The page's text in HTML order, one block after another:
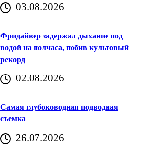
03.08.2026
Фридайвер задержал дыхание под
водой на полчаса, побив культовый
рекорд
02.08.2026
Самая глубоководная подводная
съемка
26.07.2026